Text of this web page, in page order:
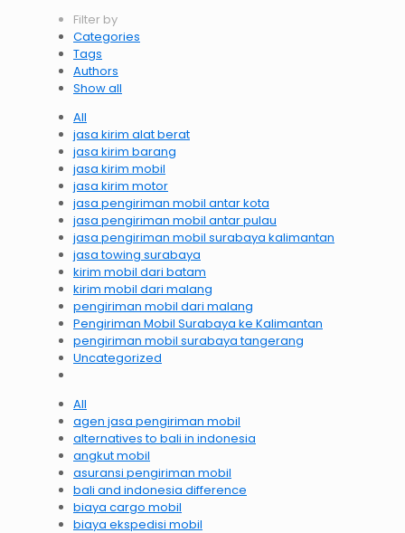
Filter by
Categories
Tags
Authors
Show all
All
jasa kirim alat berat
jasa kirim barang
jasa kirim mobil
jasa kirim motor
jasa pengiriman mobil antar kota
jasa pengiriman mobil antar pulau
jasa pengiriman mobil surabaya kalimantan
jasa towing surabaya
kirim mobil dari batam
kirim mobil dari malang
pengiriman mobil dari malang
Pengiriman Mobil Surabaya ke Kalimantan
pengiriman mobil surabaya tangerang
Uncategorized
All
agen jasa pengiriman mobil
alternatives to bali in indonesia
angkut mobil
asuransi pengiriman mobil
bali and indonesia difference
biaya cargo mobil
biaya ekspedisi mobil